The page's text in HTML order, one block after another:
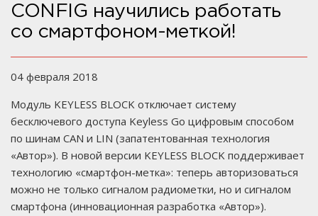
CONFIG научились работать
со смартфоном-меткой!
04 февраля 2018
Модуль KEYLESS BLOCK отключает систему
бесключевого доступа Keyless Go цифровым способом
по шинам CAN и LIN (запатентованная технология
«Автор»). В новой версии KEYLESS BLOCK поддерживает
технологию «смартфон-метка»: теперь авторизоваться
можно не только сигналом радиометки, но и сигналом
смартфона (инновационная разработка «Автор»).